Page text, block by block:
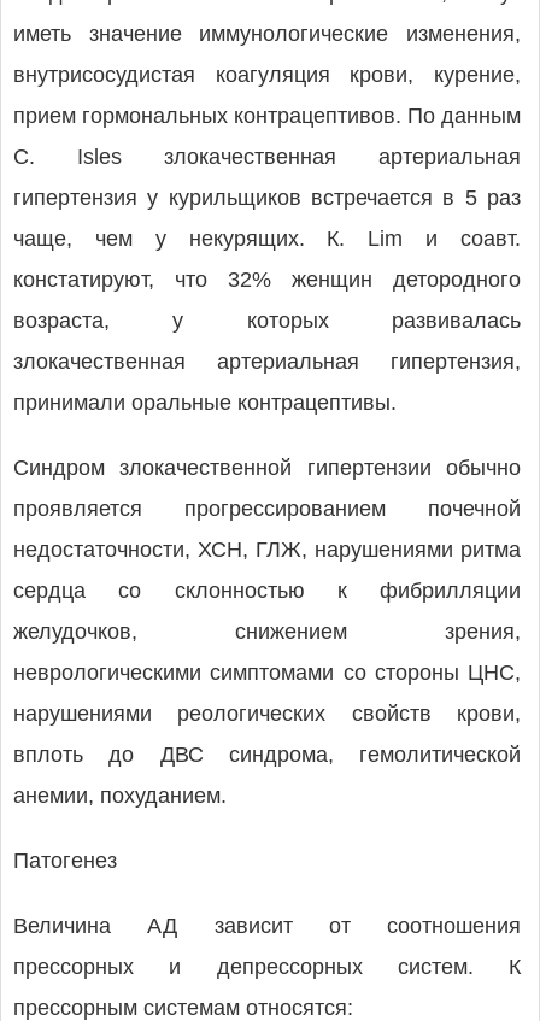
иметь значение иммунологические изменения,
внутрисосудистая коагуляция крови, курение,
прием гормональных контрацептивов. По данным
C. Isles злокачественная артериальная
гипертензия у курильщиков встречается в 5 раз
чаще, чем у некурящих. К. Lim и соавт.
констатируют, что 32% женщин детородного
возраста, у которых развивалась
злокачественная артериальная гипертензия,
принимали оральные контрацептивы.
Синдром злокачественной гипертензии обычно
проявляется прогрессированием почечной
недостаточности, ХСН, ГЛЖ, нарушениями ритма
сердца со склонностью к фибрилляции
желудочков, снижением зрения,
неврологическими симптомами со стороны ЦНС,
нарушениями реологических свойств крови,
вплоть до ДВС синдрома, гемолитической
анемии, похуданием.
Патогенез
Величина АД зависит от соотношения
прессорных и депрессорных систем. К
прессорным системам относятся: